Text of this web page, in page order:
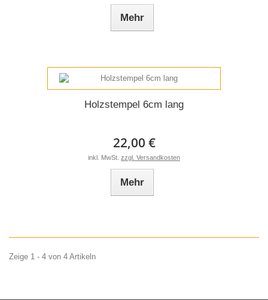
Mehr
Holzstempel 6cm lang
22,00 €
inkl. MwSt. zzgl. Versandkosten
Mehr
Zeige 1 - 4 von 4 Artikeln